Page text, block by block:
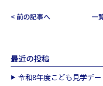
< 前の記事へ 一
最近の投稿
令和8年度こども見学デ